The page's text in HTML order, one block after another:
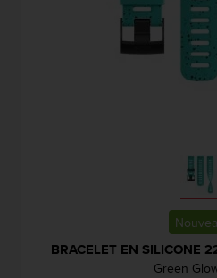
BRACELET EN SILICONE
Green